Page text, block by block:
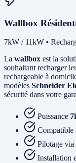
Wallbox
7kW / 11kW •
La wallbox est la
souhaitant recharger
rechargeable à
modèles Schneider
sécurité dans votre
Puissance
Compatible
Pilotage via
Installation